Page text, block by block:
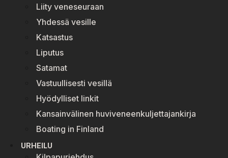
Liity veneseuraan
Yhdessä vesille
Katsastus
Liputus
Satamat
Vastuullisesti vesillä
Hyödylliset linkit
Kansainvälinen huviveneenkuljettajankirja
Boating in Finland
URHEILU